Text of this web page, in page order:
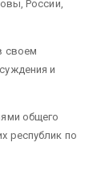
России,
своем
и
общего
республик по